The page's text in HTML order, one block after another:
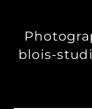
blois-